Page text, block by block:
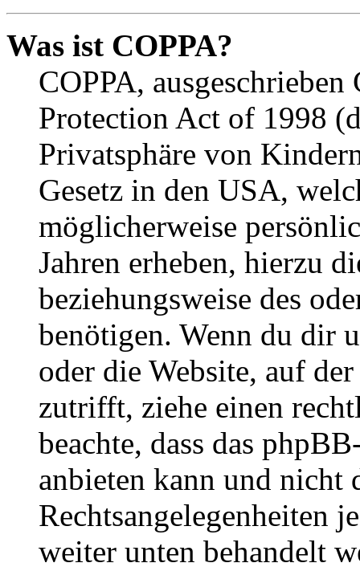
Was ist COPPA?
COPPA,
Protection Act of 1998
Privatsphäre von
Gesetz in den USA,
möglicherweise
Jahren erheben, hierzu
beziehungsweise des
benötigen. Wenn du dir
oder die Website, auf
zutrifft, ziehe einen
beachte, dass das
anbieten kann und nicht
Rechtsangelegenheiten
weiter unten behandelt